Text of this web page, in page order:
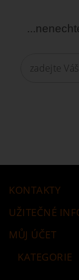
KONTAKTY
UŽITEČNÉ
MŮJ ÚČET
KATEGORIE